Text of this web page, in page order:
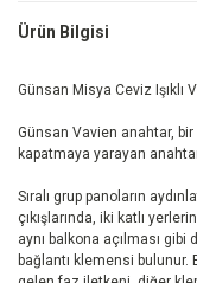
Ürün Bilgisi
Günsan Misya Ceviz Işıklı
Günsan Vavien anahtar,
kapatmaya yarayan
Sıralı grup panoların
çıkışlarında, iki katlı
aynı balkona açılması
bağlantı klemensi